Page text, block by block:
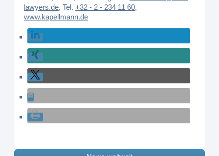
lawyers.de,Tel.+32 - 2 - 234 11 60,
www.kapellmann.de